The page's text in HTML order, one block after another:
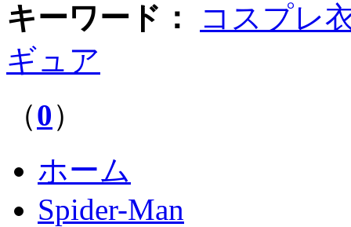
キーワード：
コスプレ
ギュア
（0）
ホーム
Spider-Man